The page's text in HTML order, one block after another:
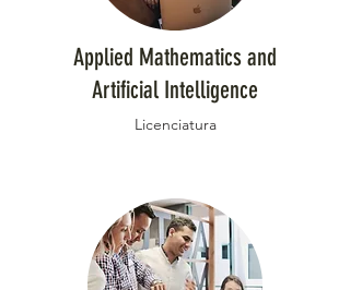
Applied Mathematics and
Artificial Intelligence
Licenciatura